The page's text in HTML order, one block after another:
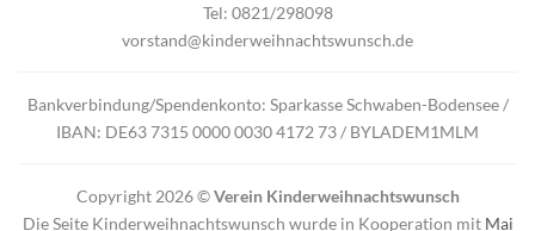
Tel: 0821/298098
vorstand@kinderweihnachtswunsch.de
Bankverbindung/Spendenkonto: Sparkasse Schwaben-Bodensee /
IBAN: DE63 7315 0000 0030 4172 73 / BYLADEM1MLM
Copyright 2026 ©Verein Kinderweihnachtswunsch
Die Seite Kinderweihnachtswunsch wurde in Kooperation mit Mai